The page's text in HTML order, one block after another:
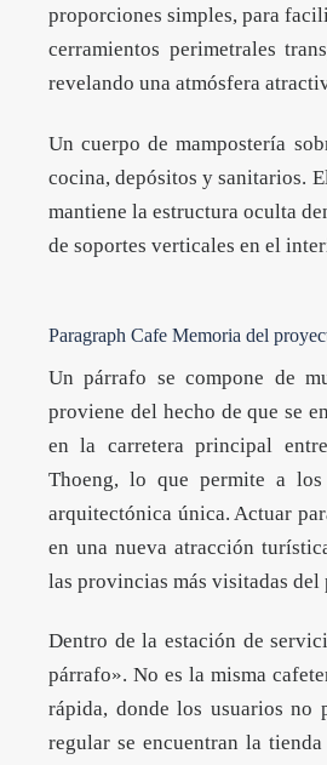
proporciones simples, para
cerramientos perimetrales
revelando una atmósfera
Un cuerpo de mampostería
cocina, depósitos y sanitarios.
mantiene la estructura oculta
de soportes verticales en el
Paragraph Cafe Memoria del
Un párrafo se compone de
proviene del hecho de que se
en la carretera principal
Thoeng, lo que permite a
arquitectónica única. Actuar
en una nueva atracción
las provincias más visitadas del
Dentro de la estación de
párrafo». No es la misma
rápida, donde los usuarios no
regular se encuentran la